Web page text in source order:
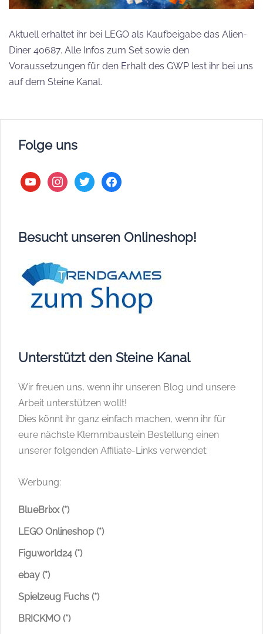
Aktuell erhaltet ihr bei LEGO als Kaufbeigabe das Alien-
Diner 40687. Alle Infos zum Set sowie den
Voraussetzungen für den Erhalt des GWP lest ihr bei uns
auf dem Steine Kanal.
Folge uns
youtubeinstagram
twitter facebook
Besucht unseren Onlineshop!
Unterstützt den Steine Kanal
Wir freuen uns, wenn ihr unseren Blog und unsere
Arbeit unterstützen wollt!
Dies könnt ihr ganz einfach machen, wenn ihr für
eure nächste Klemmbaustein Bestellung einen
unserer folgenden Affiliate-Links verwendet:
Werbung:
BlueBrixx (*)
LEGO Onlineshop (*)
Figuworld24 (*)
ebay (*)
Spielzeug Fuchs (*)
BRICKMO (*)